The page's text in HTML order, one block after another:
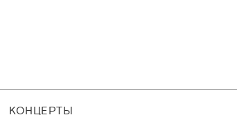
КОНЦЕРТЫ